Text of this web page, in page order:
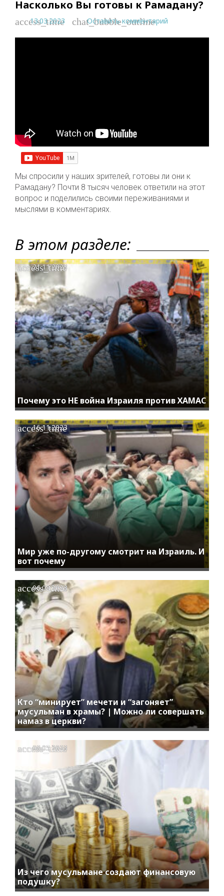
Насколько Вы готовы к Рамадану?
access_time
13.03.2023 chat_bubble_outline
Оставить комментарий
Мы спросили у наших зрителей, готовы ли они к
Рамадану? Почти 8 тысяч человек ответили на этот
вопрос и поделились своими переживаниями и
мыслями в комментариях.
В этом разделе:
Почему это НЕ война Израиля против ХАМАС
access_time
21.11.2023
Мир уже по-другому смотрит на Израиль. И
вот почему
access_time
16.11.2023
Кто “минирует” мечети и “загоняет”
мусульман в храмы? | Можно ли совершать
намаз в церкви?
access_time
06.08.2023
Из чего мусульмане создают финансовую
подушку?
access_time
08.05.2023